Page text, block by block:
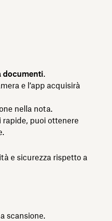
documenti.
e l’app acquisirà
nella nota.
rapide, puoi ottenere
e sicurezza rispetto a
scansione.